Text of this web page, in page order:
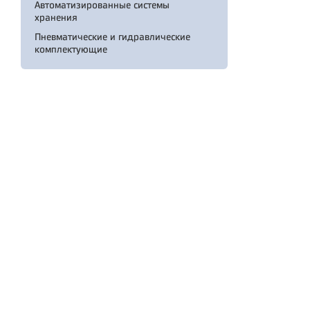
Автоматизированные системы
хранения
Пневматические и гидравлические
комплектующие